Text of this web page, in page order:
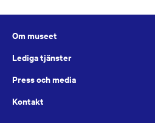
Om museet
Lediga tjänster
Press och media
Kontakt